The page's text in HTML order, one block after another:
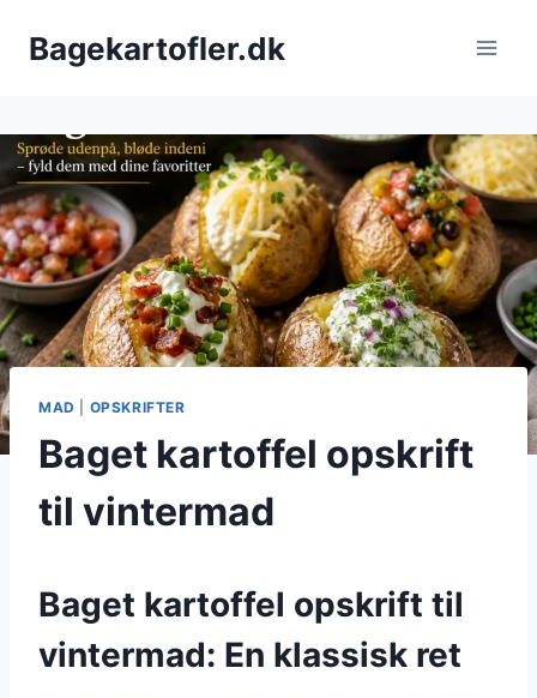
Bagekartofler.dk
MAD OPSKRIFTER
Baget kartoffel opskrift
til vintermad
Baget kartoffel opskrift til
vintermad: En klassisk ret